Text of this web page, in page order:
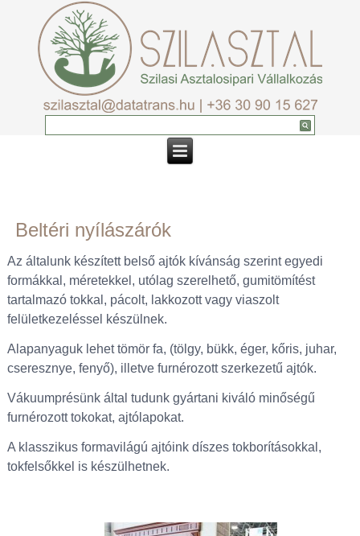
Beltéri nyílászárók
Az általunk készített belső ajtók kívánság szerint egyedi
formákkal, méretekkel, utólag szerelhető, gumitömítést
tartalmazó tokkal, pácolt, lakkozott vagy viaszolt
felületkezeléssel készülnek.
Alapanyaguk lehet tömör fa, (tölgy, bükk, éger, kőris, juhar,
cseresznye, fenyő), illetve furnérozott szerkezetű ajtók.
Vákuumprésünk által tudunk gyártani kiváló minőségű
furnérozott tokokat, ajtólapokat.
A klasszikus formavilágú ajtóink díszes tokborításokkal,
tokfelsőkkel is készülhetnek.